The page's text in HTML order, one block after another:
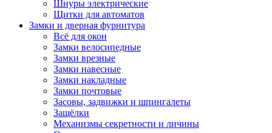
Шнуры электрические
Щитки для автоматов
Замки и дверная фурнитура
Всё для окон
Замки велосипедные
Замки врезные
Замки навесные
Замки накладные
Замки почтовые
Засовы, задвижки и шпингалеты
Защёлки
Механизмы секретности и личины